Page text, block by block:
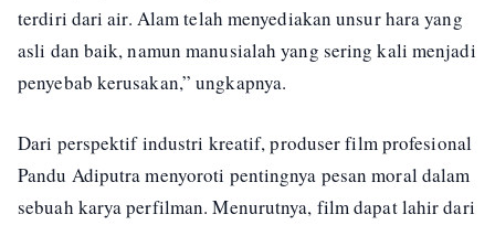
terdiri dari air. Alam telah menyediakan unsur hara yang
asli dan baik, namun manusialah yang sering kali menjadi
penyebab kerusakan,” ungkapnya.
Dari perspektif industri kreatif, produser film profesional
Pandu Adiputra menyoroti pentingnya pesan moral dalam
sebuah karya perfilman. Menurutnya, film dapat lahir dari